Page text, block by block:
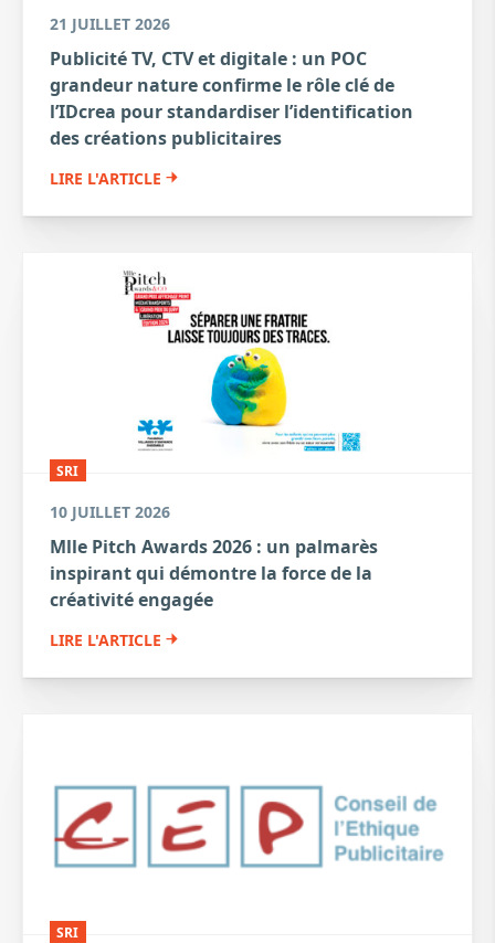
21 JUILLET 2026
Publicité TV, CTV et digitale : un POC
grandeur nature confirme le rôle clé de
l’IDcrea pour standardiser l’identification
des créations publicitaires
LIRE L'ARTICLE
SRI
10 JUILLET 2026
Mlle Pitch Awards 2026 : un palmarès
inspirant qui démontre la force de la
créativité engagée
LIRE L'ARTICLE
SRI